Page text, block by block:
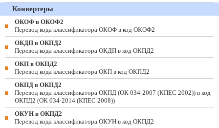
Конвертеры
ОКОФ в ОКОФ2
Перевод кода классификатора ОКОФ в код ОКОФ2
ОКДП в ОКПД2
Перевод кода классификатора ОКДП в код ОКПД2
ОКП в ОКПД2
Перевод кода классификатора ОКП в код ОКПД2
ОКПД в ОКПД2
Перевод кода классификатора ОКПД (ОК 034-2007 (КПЕС 2002)) в код
ОКПД2 (ОК 034-2014 (КПЕС 2008))
ОКУН в ОКПД2
Перевод кода классификатора ОКУН в код ОКПД2